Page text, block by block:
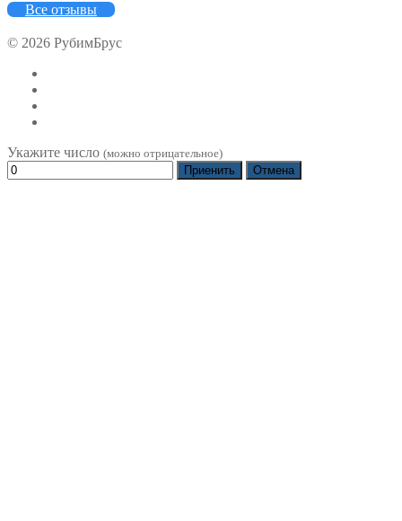
Все отзывы
© 2026 РубимБрус
Укажите число (можно отрицательное)
Приенить
Отмена